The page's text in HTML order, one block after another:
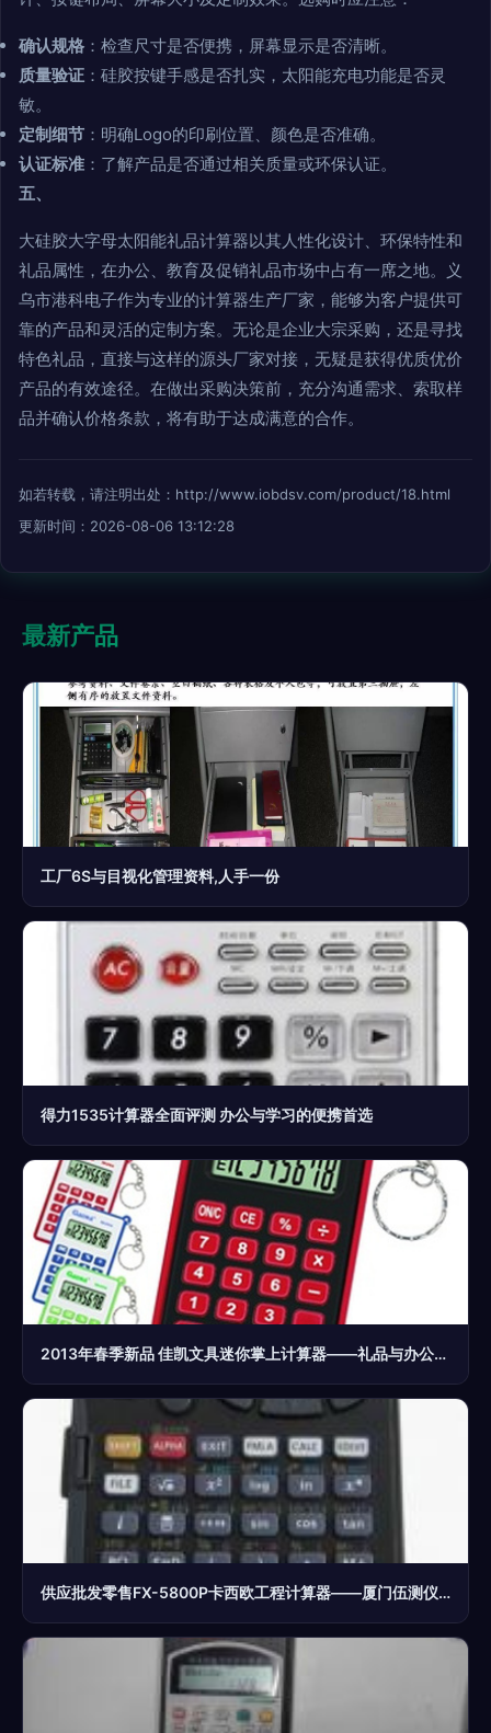
确认规格 ：检查尺寸是否便携，屏幕显示是否清晰。
质量验证 ：硅胶按键手感是否扎实，太阳能充电功能是否灵
敏。
定制细节 ：明确Logo的印刷位置、颜色是否准确。
认证标准 ：了解产品是否通过相关质量或环保认证。
五、
大硅胶大字母太阳能礼品计算器以其人性化设计、环保特性和
礼品属性，在办公、教育及促销礼品市场中占有一席之地。义
乌市港科电子作为专业的计算器生产厂家，能够为客户提供可
靠的产品和灵活的定制方案。无论是企业大宗采购，还是寻找
特色礼品，直接与这样的源头厂家对接，无疑是获得优质优价
产品的有效途径。在做出采购决策前，充分沟通需求、索取样
品并确认价格条款，将有助于达成满意的合作。
如若转载，请注明出处：http://www.iobdsv.com/product/18.html
更新时间：2026-08-06 13:12:28
最新产品
工厂6S与目视化管理资料,人手一份
得力1535计算器全面评测 办公与学习的便携首选
2013年春季新品 佳凯文具迷你掌上计算器——礼品与办公的完美结合
供应批发零售FX-5800P卡西欧工程计算器——厦门伍测仪器公司专业服务